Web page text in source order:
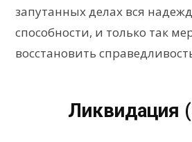
запутанных делах вся
способности, и только так
восстановить
Ликвидация